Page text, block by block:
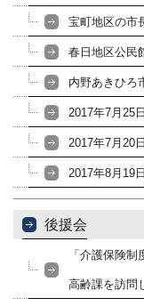
宝町地区の市
春日地区公民
内野あきひろ
2017年7月25
2017年7月20
2017年8月19
後援会
「介護保険
高齢課を訪問